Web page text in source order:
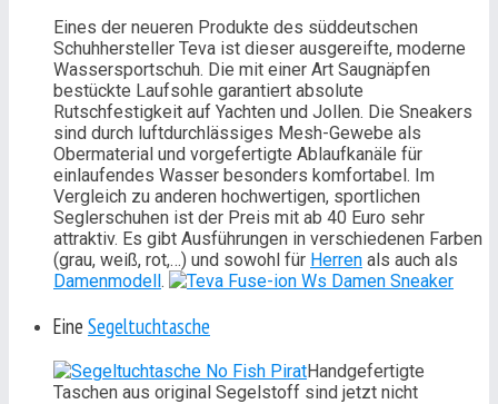
Eines der neueren Produkte des süddeutschen
Schuhhersteller Teva ist dieser ausgereifte, moderne
Wassersportschuh. Die mit einer Art Saugnäpfen
bestückte Laufsohle garantiert absolute
Rutschfestigkeit auf Yachten und Jollen. Die Sneakers
sind durch luftdurchlässiges Mesh-Gewebe als
Obermaterial und vorgefertigte Ablaufkanäle für
einlaufendes Wasser besonders komfortabel. Im
Vergleich zu anderen hochwertigen, sportlichen
Seglerschuhen ist der Preis mit ab 40 Euro sehr
attraktiv. Es gibt Ausführungen in verschiedenen Farben
(grau, weiß, rot,…) und sowohl für Herren als auch als
Damenmodell .
Eine Segeltuchtasche
Handgefertigte
Taschen aus original Segelstoff sind jetzt nicht